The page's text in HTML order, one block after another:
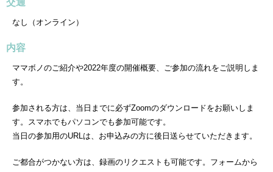
交通
なし（オンライン）
内容
ママボノのご紹介や2022年度の開催概要、ご参加の流れをご説明しま
す。
参加される方は、当日までに必ずZoomのダウンロードをお願いしま
す。スマホでもパソコンでも参加可能です。
当日の参加用のURLは、お申込みの方に後日送らせていただきます。
ご都合がつかない方は、録画のリクエストも可能です。フォームから